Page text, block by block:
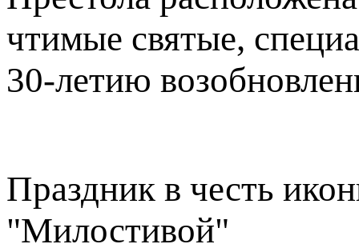
чтимые святые,
30-летию
Праздник в честь
"Милостивой"